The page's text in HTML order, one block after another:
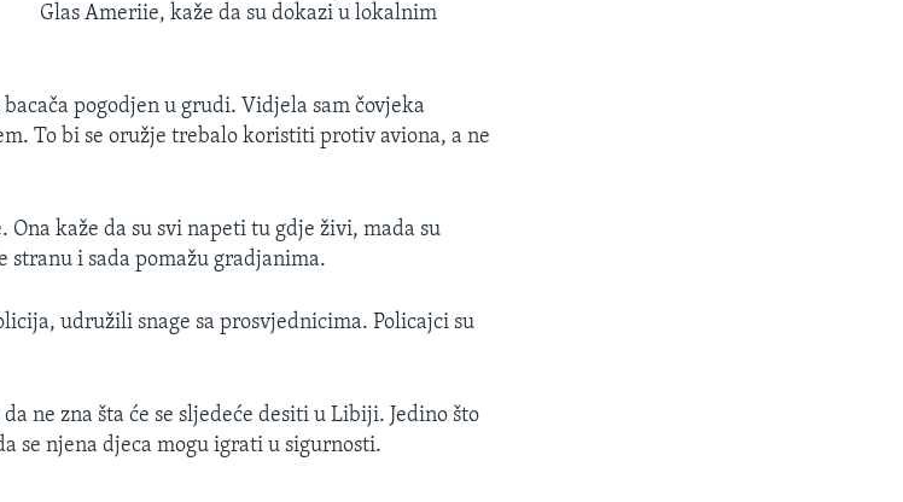
Glas Ameriie, kaže da su dokazi u lokalnim
pogodjen u grudi. Vidjela sam čovjeka
To bi se oružje trebalo koristiti protiv aviona, a ne
kaže da su svi napeti tu gdje živi, mada su
i sada pomažu gradjanima.
udružili snage sa prosvjednicima. Policajci su
ne zna šta će se sljedeće desiti u Libiji. Jedino što
se njena djeca mogu igrati u sigurnosti.